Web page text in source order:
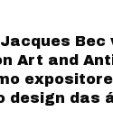
Bec
Art and
design das